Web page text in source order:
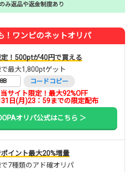
み返品や返金制度あり
！ワンピのネットオリパ
定！500ptが40円で買える
で最大1,800ptゲット
コードコピー
当サイト限定！最大92%OFF
日(月)23：59までの限定配布
オリパ公式はこちら ＞
ポイント最大20%増量
で7種類のアド確オリパ